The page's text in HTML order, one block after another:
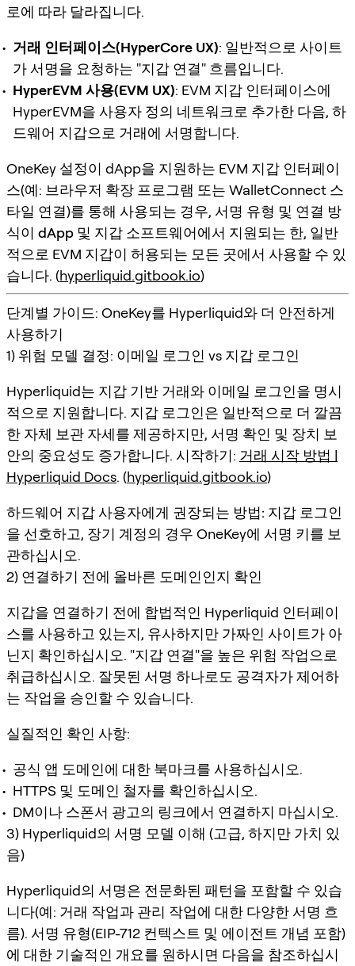
로에 따라 달라집니다.
거래 인터페이스(HyperCore UX): 일반적으로 사이트
가 서명을 요청하는 "지갑 연결" 흐름입니다.
HyperEVM 사용(EVM UX): EVM 지갑 인터페이스에
HyperEVM을 사용자 정의 네트워크로 추가한 다음, 하
드웨어 지갑으로 거래에 서명합니다.
OneKey 설정이 dApp을 지원하는 EVM 지갑 인터페이
스(예: 브라우저 확장 프로그램 또는 WalletConnect 스
타일 연결)를 통해 사용되는 경우, 서명 유형 및 연결 방
식이 dApp 및 지갑 소프트웨어에서 지원되는 한, 일반
적으로 EVM 지갑이 허용되는 모든 곳에서 사용할 수 있
습니다. (hyperliquid.gitbook.io)
단계별 가이드: OneKey를 Hyperliquid와 더 안전하게
사용하기
1) 위험 모델 결정: 이메일 로그인 vs 지갑 로그인
Hyperliquid는 지갑 기반 거래와 이메일 로그인을 명시
적으로 지원합니다. 지갑 로그인은 일반적으로 더 깔끔
한 자체 보관 자세를 제공하지만, 서명 확인 및 장치 보
안의 중요성도 증가합니다. 시작하기: 거래 시작 방법 |
Hyperliquid Docs. (hyperliquid.gitbook.io)
하드웨어 지갑 사용자에게 권장되는 방법: 지갑 로그인
을 선호하고, 장기 계정의 경우 OneKey에 서명 키를 보
관하십시오.
2) 연결하기 전에 올바른 도메인인지 확인
지갑을 연결하기 전에 합법적인 Hyperliquid 인터페이
스를 사용하고 있는지, 유사하지만 가짜인 사이트가 아
닌지 확인하십시오. "지갑 연결"을 높은 위험 작업으로
취급하십시오. 잘못된 서명 하나로도 공격자가 제어하
는 작업을 승인할 수 있습니다.
실질적인 확인 사항:
공식 앱 도메인에 대한 북마크를 사용하십시오.
HTTPS 및 도메인 철자를 확인하십시오.
DM이나 스폰서 광고의 링크에서 연결하지 마십시오.
3) Hyperliquid의 서명 모델 이해 (고급, 하지만 가치 있
음)
Hyperliquid의 서명은 전문화된 패턴을 포함할 수 있습
니다(예: 거래 작업과 관리 작업에 대한 다양한 서명 흐
름). 서명 유형(EIP-712 컨텍스트 및 에이전트 개념 포함)
에 대한 기술적인 개요를 원하시면 다음을 참조하십시